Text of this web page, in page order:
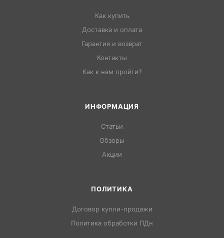
Как купить
Доставка и оплата
Гарантия и возврат
Контакты
Как к нам пройти?
ИНФОРМАЦИЯ
Статьи
Обзоры
Акции
ПОЛИТИКА
Договор купли-продажи
Политика обработки ПДн